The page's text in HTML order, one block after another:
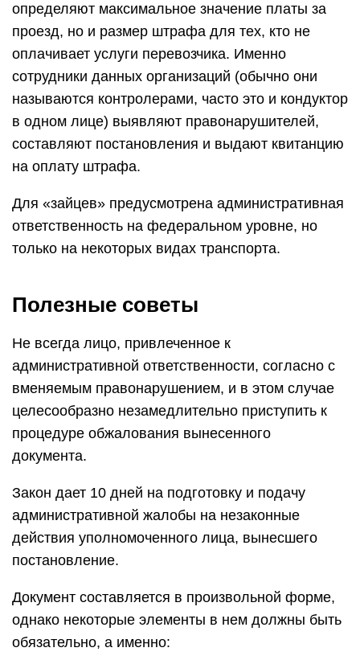
определяют максимальное значение платы за
проезд, но и размер штрафа для тех, кто не
оплачивает услуги перевозчика. Именно
сотрудники данных организаций (обычно они
называются контролерами, часто это и кондуктор
в одном лице) выявляют правонарушителей,
составляют постановления и выдают квитанцию
на оплату штрафа.
Для «зайцев» предусмотрена административная
ответственность на федеральном уровне, но
только на некоторых видах транспорта.
Полезные советы
Не всегда лицо, привлеченное к
административной ответственности, согласно с
вменяемым правонарушением, и в этом случае
целесообразно незамедлительно приступить к
процедуре обжалования вынесенного
документа.
Закон дает 10 дней на подготовку и подачу
административной жалобы на незаконные
действия уполномоченного лица, вынесшего
постановление.
Документ составляется в произвольной форме,
однако некоторые элементы в нем должны быть
обязательно, а именно: